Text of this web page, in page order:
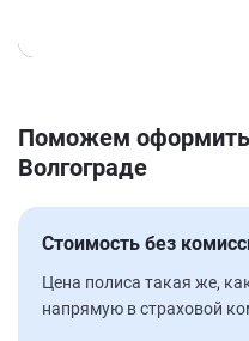
Поможем
Волгограде
Стоимость без
Цена полиса такая же,
напрямую в страховой